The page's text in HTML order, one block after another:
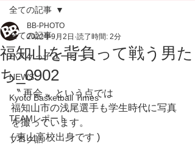
全ての記事
バスケっ子ムービー
NEWS
Kyoto Basketball Times
TEAMレポート
ブログ話
全ての記事
福知山を背負って戦う男た
ち_0902
BB-PHOTO
2022年9月2日 読了時間: 2分
〝 再会 〟という点では
福知山市の浅尾選手も学生時代に写真
を撮っています。
( 東山高校出身です )